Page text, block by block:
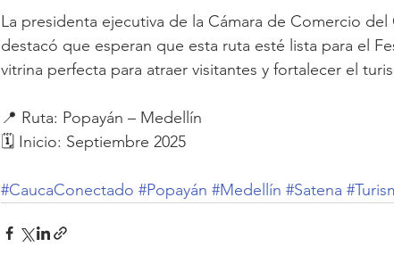
La presidenta ejecutiva de la Cámara de Comercio
destacó que esperan que esta ruta esté lista para el
vitrina perfecta para atraer visitantes y fortalecer el
📍 Ruta: Popayán – Medellín
🗓 Inicio: Septiembre 2025
#CaucaConectado #Popayán #Medellín #Satena